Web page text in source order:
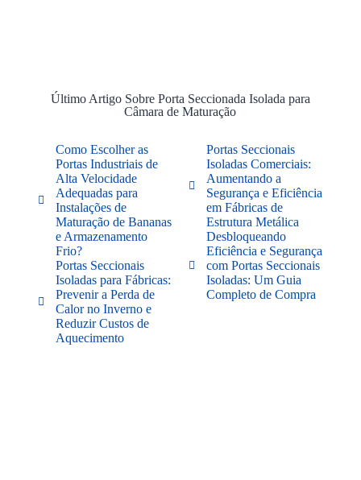
Último Artigo Sobre Porta Seccionada Isolada para
Câmara de Maturação
Como Escolher as
Portas Industriais de
Alta Velocidade
Adequadas para
Instalações de
Maturação de Bananas
e Armazenamento
Frio?
Portas Seccionais
Isoladas para Fábricas:
Prevenir a Perda de
Calor no Inverno e
Reduzir Custos de
Aquecimento
Portas Seccionais
Isoladas Comerciais:
Aumentando a
Segurança e Eficiência
em Fábricas de
Estrutura Metálica
Desbloqueando
Eficiência e Segurança
com Portas Seccionais
Isoladas: Um Guia
Completo de Compra